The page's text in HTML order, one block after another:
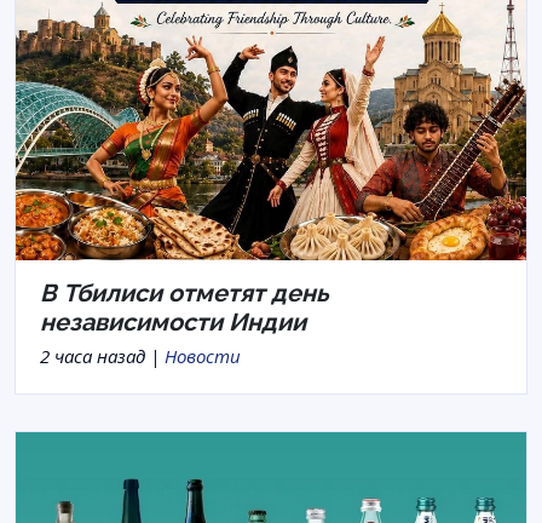
В Тбилиси отметят день
независимости Индии
2 часа назад | Новости